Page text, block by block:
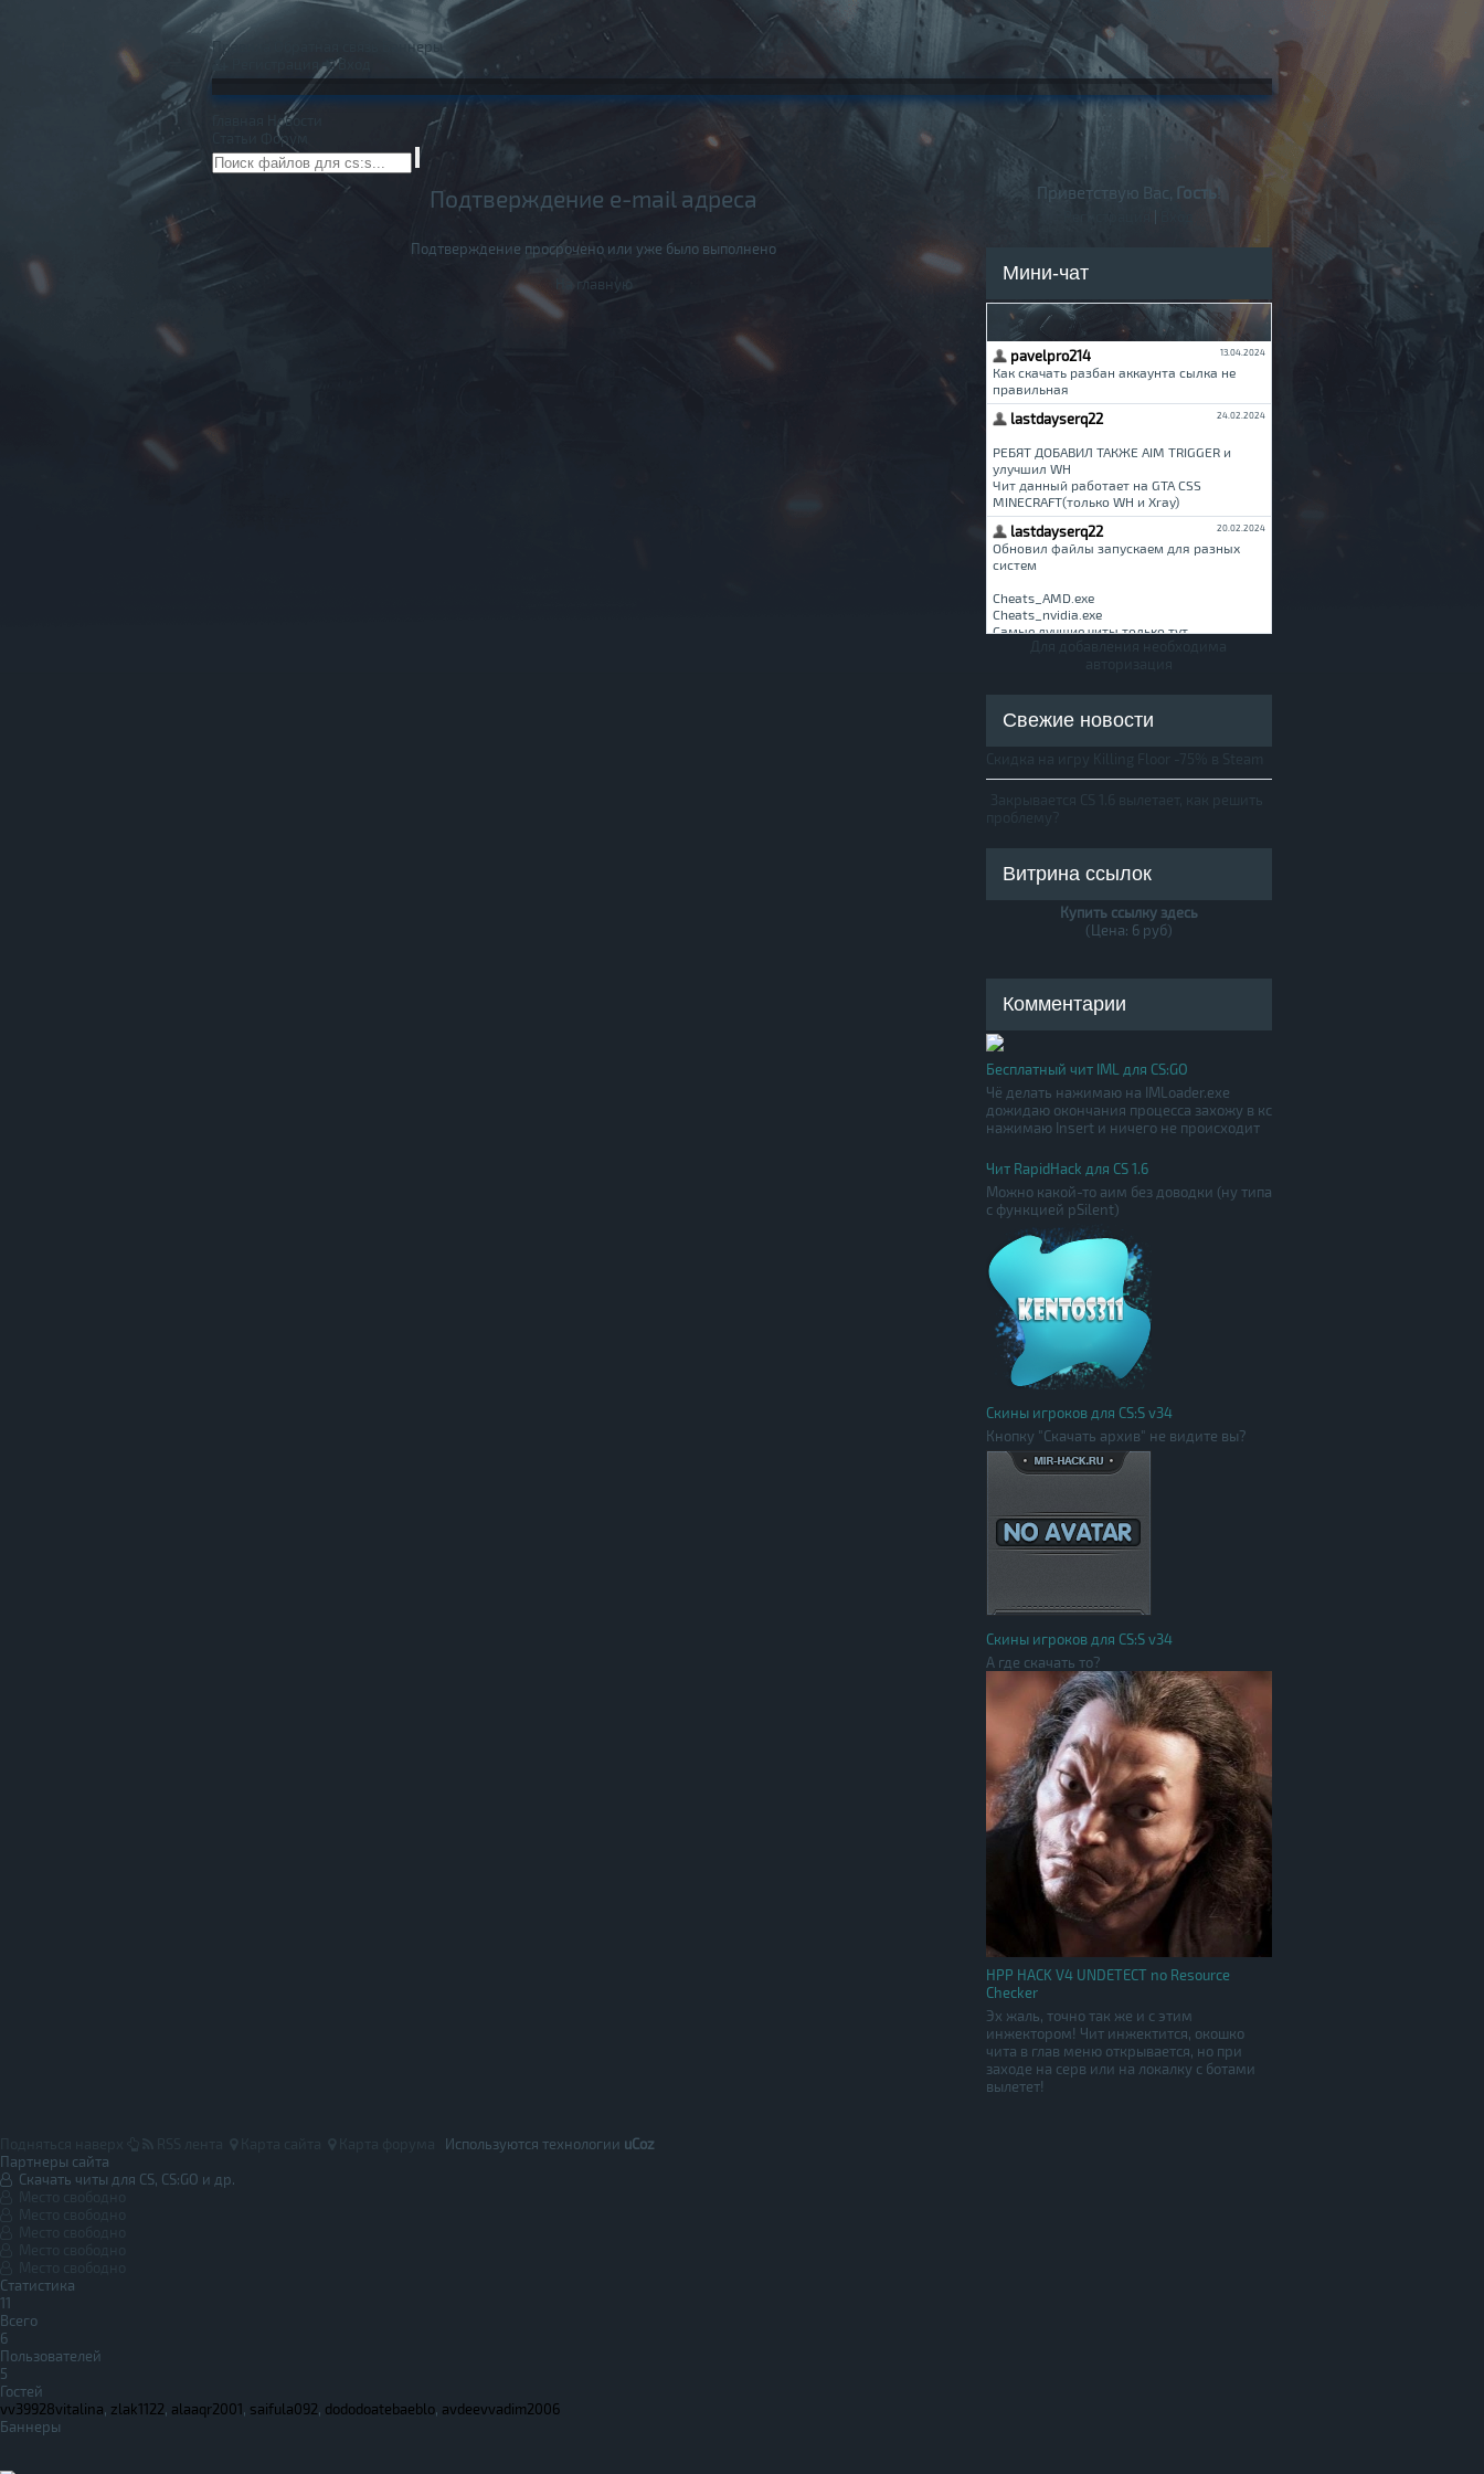
Правила
Баннеры
Вход
Новости
Форум
Подтверждение e-mail адреса
Подтверждение просрочено или уже было выполнено
На главную
Приветствую Вас, Гость!
Мини-чат
Свежие новости
Витрина ссылок
Купить ссылку здесь
(Цена: 6 руб)
Комментарии
Бесплатный чит IML для CS:GO
Чё делать нажимаю на IMLoader.exe
дожидаю окончания процесса захожу в кс
нажимаю Insert и ничего не происходит
Чит RapidHack для CS 1.6
Можно какой-то аим без доводки (ну типа
с функцией pSilent)
Скины игроков для CS:S v34
Кнопку "Скачать архив" не видите вы?
Скины игроков для CS:S v34
А где скачать то?
HPP HACK V4 UNDETECT no Resource
Checker
Эх жаль, точно так же и с этим
инжектором! Чит инжектится, окошко
чита в глав меню открывается, но при
заходе на серв или на локалку с ботами
вылетет!
Используются технологии uCoz
Партнеры сайта
Скачать читы для CS, CS:GO и др.
Статистика
11
Всего
6
Пользователей
5
Гостей
vv39928vitalina, zlak1122, alaaqr2001, saifula092, dododoatebaeblo, avdeevvadim2006
Баннеры